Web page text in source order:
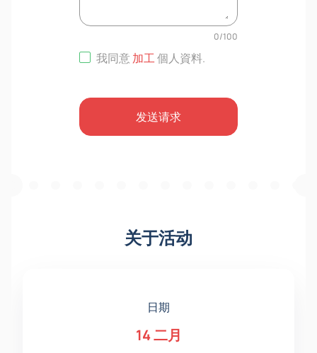
0/100
我同意加工個人資料.
发送请求
关于活动
日期
14 二月